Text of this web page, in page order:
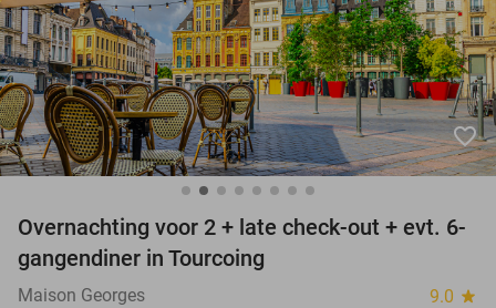
favorite_border
Overnachting voor 2 + late check-out + evt. 6-
gangendiner in Tourcoing
Maison Georges 9.0 star